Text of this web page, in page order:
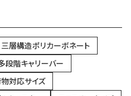
三層構造ポリカーボネート
段階キャリーバー
対応サイズ